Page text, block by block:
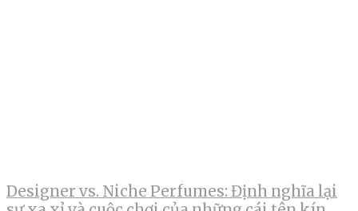
Designer vs. Niche Perfumes: Định nghĩa lại